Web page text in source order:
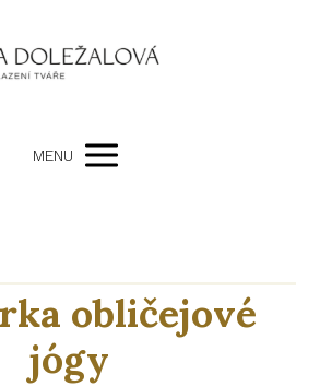
MENU
obličejové
jógy